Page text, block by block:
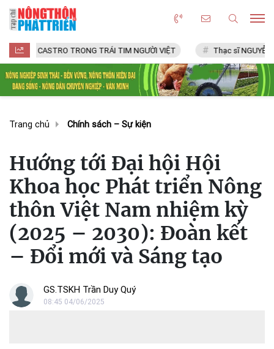
TRONG TRÁI TIM NGƯỜI VIỆT Thạc sĩ NGUYỄN VĂN CHÍ
Trang chủ Chính sách – Sự kiện
Hướng tới Đại hội Hội
Khoa học Phát triển Nông
thôn Việt Nam nhiệm kỳ
(2025 – 2030): Đoàn kết
– Đổi mới và Sáng tạo
GS.TSKH Trần Duy Quý
08:45 04/06/2025